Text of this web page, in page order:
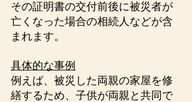
その証明書の交付前後に被災者が
亡くなった場合の相続人などが含
まれます。
具体的な事例
例えば、被災した両親の家屋を修
繕するため、子供が両親と共同で